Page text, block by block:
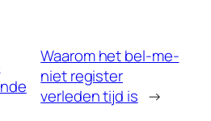
Waarom het bel-me-
niet register
verleden tijd is →